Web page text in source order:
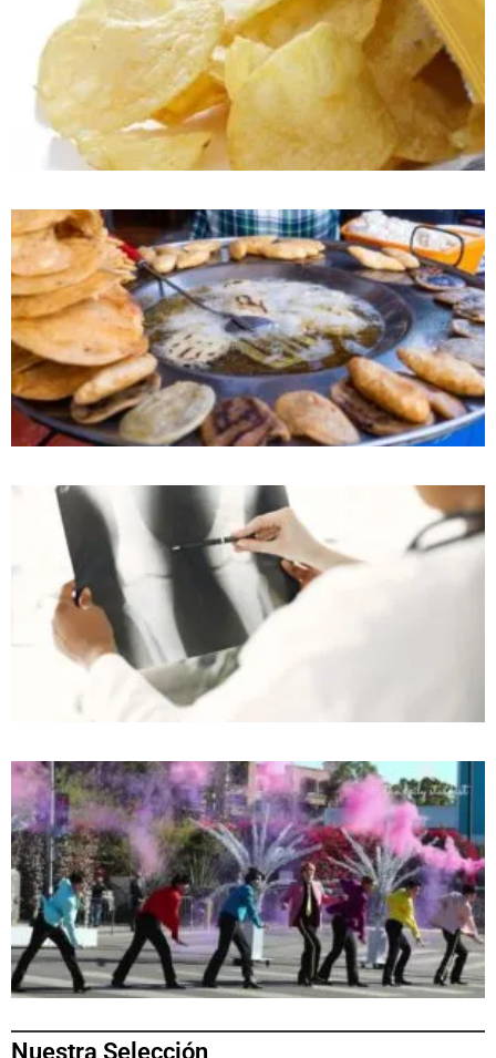
Nuestra Selección